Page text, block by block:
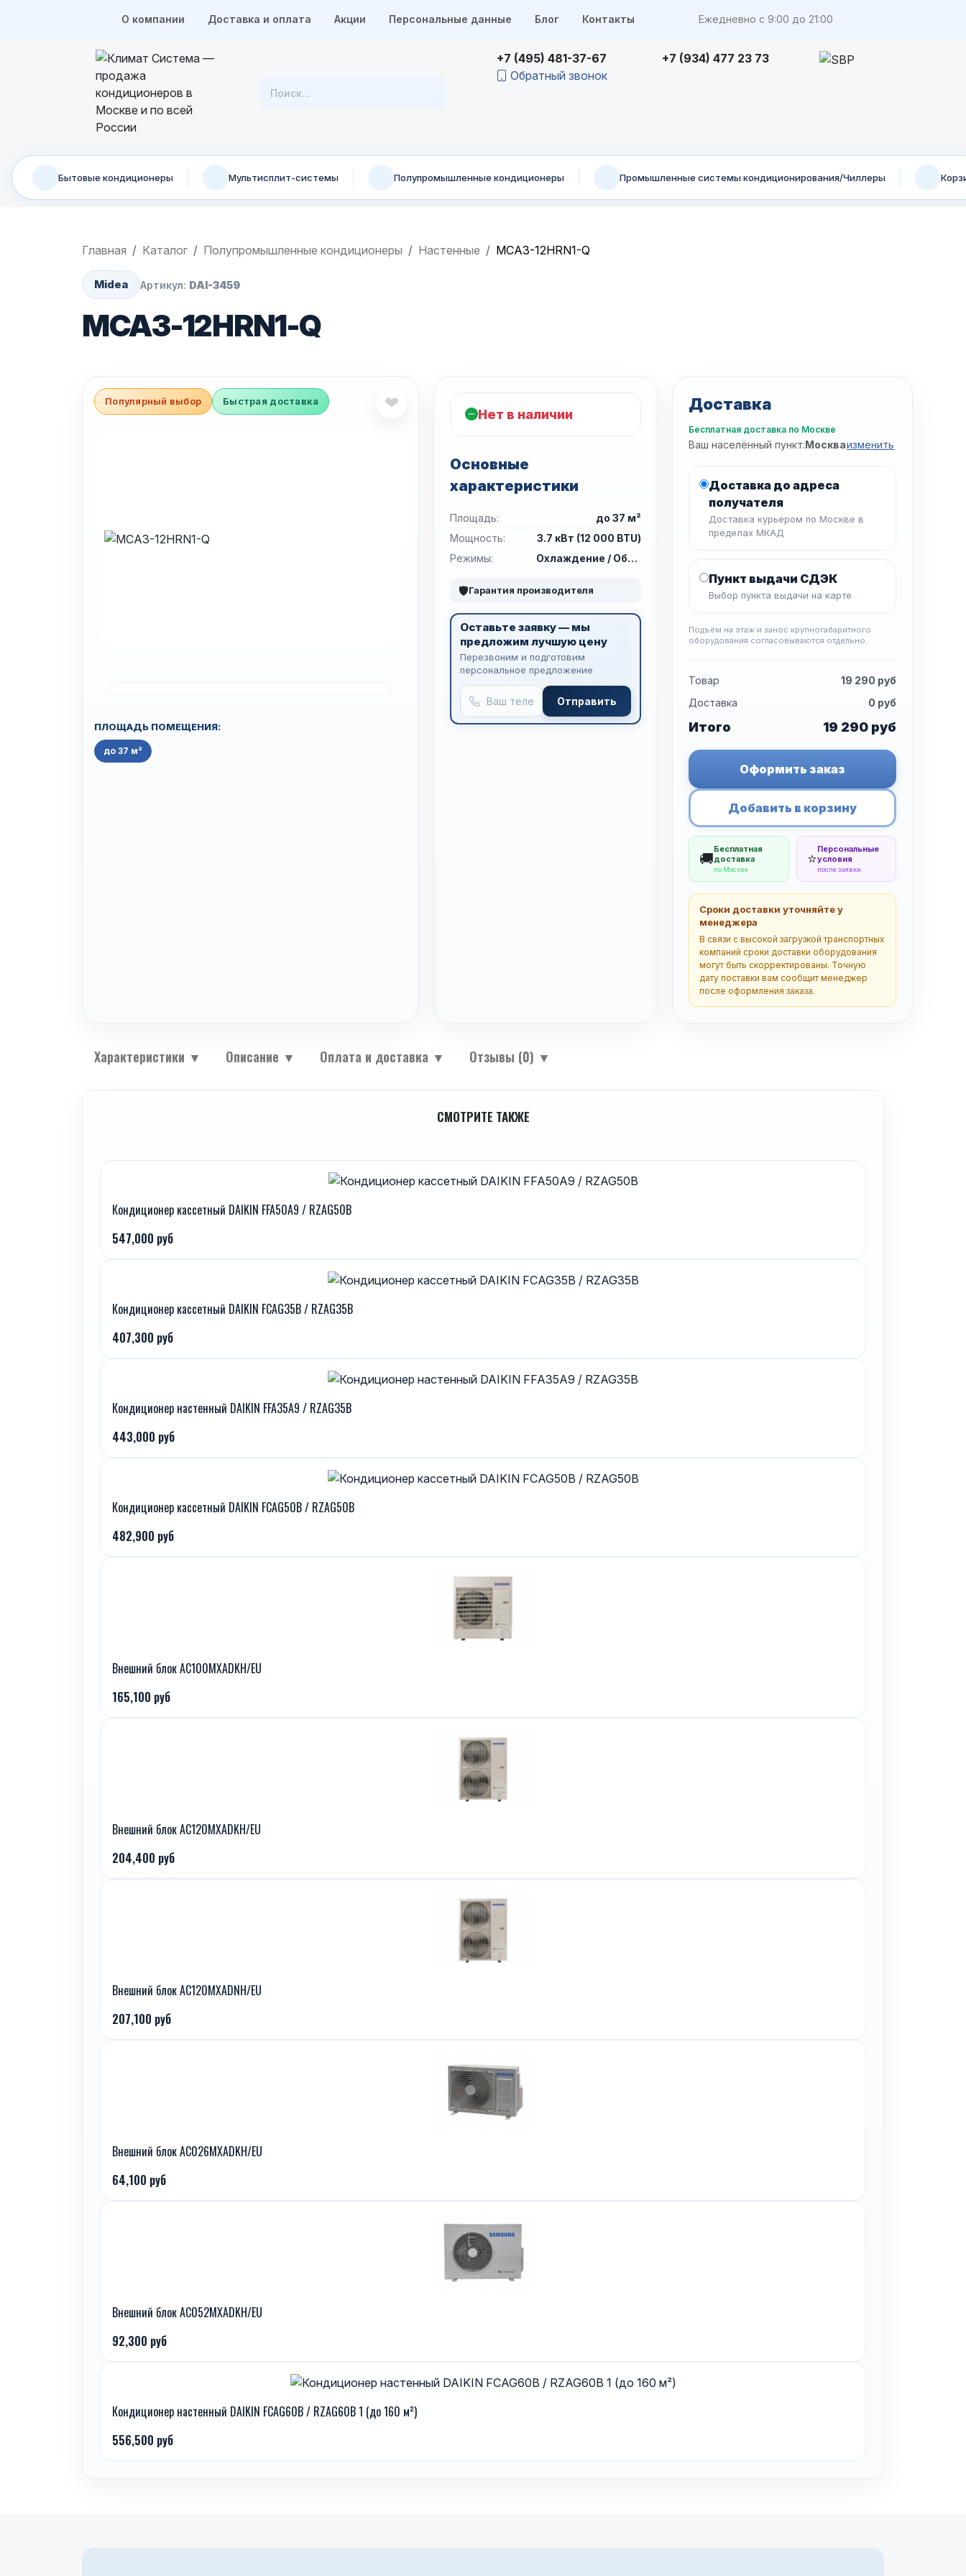
О компании Доставка и оплата Акции Персональные данные Блог Контакты Ежедневно с 9:00 до 21:00
+7 (495) 481-37-67
Обратный звонок
+7 (934) 477 23 73
Бытовые кондиционеры Мультисплит-системы Полупромышленные кондиционеры Промышленные системы кондиционирования/Чиллеры
Главная Каталог Полупромышленные кондиционеры Настенные MCA3-12HRN1-Q
Midea Артикул: DAI-3459
MCA3-12HRN1-Q
Популярный выбор Быстрая доставка ❤
ПЛОЩАДЬ ПОМЕЩЕНИЯ:
до 37 м²
Нет в наличии
Основные
характеристики
Площадь:
до 37 м²
Мощность:
3.7 кВт (12 000 BTU)
Режимы:
Охлаждение / Обогрев
🛡Гарантия производителя
Оставьте заявку — мы
предложим лучшую цену
Перезвоним и подготовим
персональное предложение
Отправить
Доставка
Бесплатная доставка по Москве
Ваш населённый пункт:Москваизменить
Доставка до адреса
получателя
Доставка курьером по Москве в
пределах МКАД
Пункт выдачи СДЭК
Выбор пункта выдачи на карте
Подъём на этаж и занос крупногабаритного
оборудования согласовываются отдельно.
Товар 19 290 руб
Доставка
0 руб
Итого 19 290руб
Оформить заказ
Добавить в корзину
🚚
Бесплатная
доставка
по Москве
⭐
Персональные
условия
после заявки
Сроки доставки уточняйте у
менеджера
В связи с высокой загрузкой транспортных
компаний сроки доставки оборудования
могут быть скорректированы. Точную
дату поставки вам сообщит менеджер
после оформления заказа.
Характеристики ▼ Описание ▼ Оплата и доставка ▼ Отзывы (0) ▼
СМОТРИТЕ ТАКЖЕ
Кондиционер кассетный DAIKIN FFA50A9 / RZAG50B
547,000 руб
Кондиционер кассетный DAIKIN FCAG35B / RZAG35B
407,300 руб
Кондиционер настенный DAIKIN FFA35A9 / RZAG35B
443,000 руб
Кондиционер кассетный DAIKIN FCAG50B / RZAG50B
482,900 руб
Внешний блок AC100MXADKH/EU
165,100 руб
Внешний блок AC120MXADKH/EU
204,400 руб
Внешний блок AC120MXADNH/EU
207,100 руб
Внешний блок AC026MXADKH/EU
64,100 руб
Внешний блок AC052MXADKH/EU
92,300 руб
Кондиционер настенный DAIKIN FCAG60B / RZAG60B 1 (до 160 м²)
556,500 руб